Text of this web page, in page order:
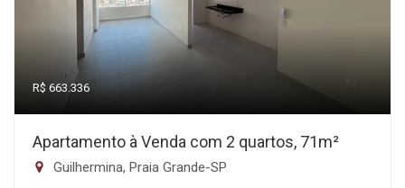
R$ 663.336
Apartamento à Venda com 2 quartos, 71m²
Guilhermina, Praia Grande-SP